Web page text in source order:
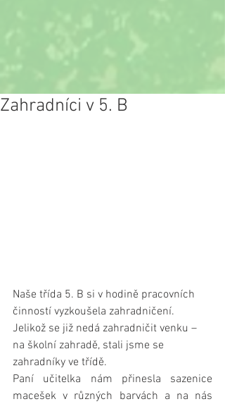
Zahradníci v 5. B
Naše třída 5. B si v hodině pracovních
činností vyzkoušela zahradničení.
Jelikož se již nedá zahradničit venku –
na školní zahradě, stali jsme se
zahradníky ve třídě.
Paní učitelka nám přinesla sazenice
macešek v různých barvách a na nás